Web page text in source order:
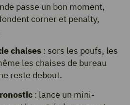
passe un bon moment,
corner et penalty,
chaises : sors les poufs, les
les chaises de bureau
reste debout.
: lance un mini-